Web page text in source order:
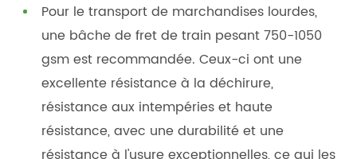
Pour le transport de marchandises lourdes,
une bâche de fret de train pesant 750-1050
gsm est recommandée. Ceux-ci ont une
excellente résistance à la déchirure,
résistance aux intempéries et haute
résistance, avec une durabilité et une
résistance à l'usure exceptionnelles, ce qui les